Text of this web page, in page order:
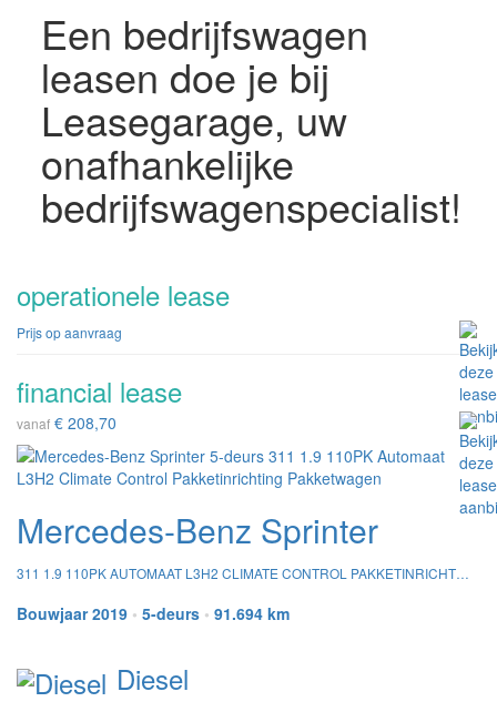
Een bedrijfswagen
leasen doe je bij
Leasegarage, uw
onafhankelijke
bedrijfswagenspecialist!
operationele lease
Prijs op aanvraag
financial lease
vanaf € 208,70
Mercedes-Benz Sprinter
311 1.9 110PK AUTOMAAT L3H2 CLIMATE CONTROL PAKKETINRICHTING PAKKETWAGEN
Bouwjaar 2019 • 5-deurs • 91.694 km
Diesel